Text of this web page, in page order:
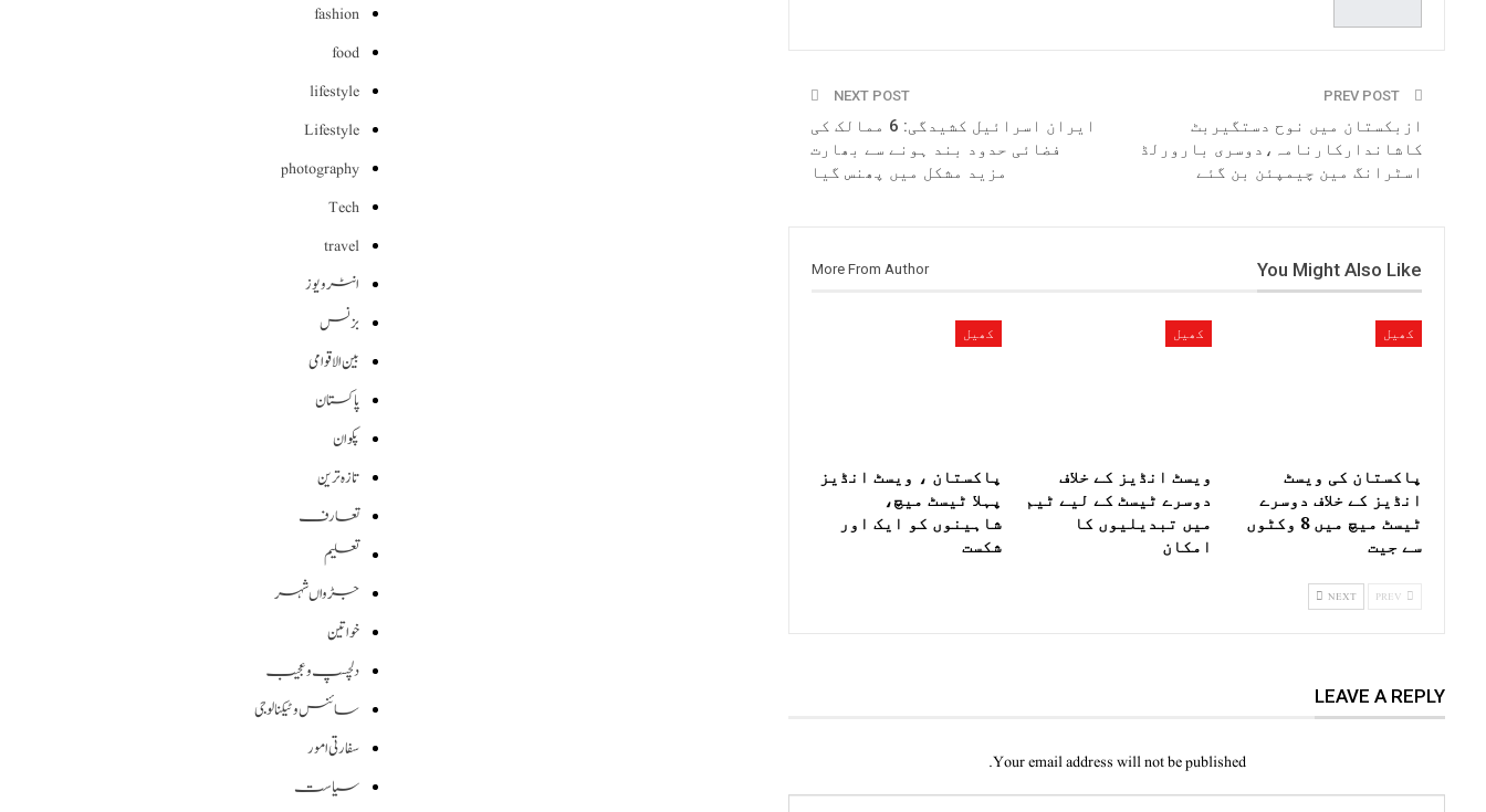
ازبکستان میں نوح دستگیربٹ
کاشاندارکارنامہ،دوسری بارورلڈ
اسٹرانگ مین چیمپئن بن گئے
NEXT POST
ایران اسرائیل کشیدگی: 6 ممالک کی
فضائی حدود بند ہونے سے بھارت
مزید مشکل میں پھنس گیا
You Might Also Like
More From Author
کھیل
پاکستان کی ویسٹ
انڈیز کے خلاف دوسرے
ٹیسٹ میچ میں 8 وکٹوں
سے جیت
کھیل
ویسٹ انڈیز کے خلاف
دوسرے ٹیسٹ کے لیے ٹیم
میں تبدیلیوں کا
امکان
کھیل
پاکستان ، ویسٹ انڈیز
پہلا ٹیسٹ میچ،
شاہینوں کو ایک اور
شکست
NEXT
LEAVE A REPLY
Your email address will not be published.
fashion
food
lifestyle
Lifestyle
photography
Tech
travel
انٹرویوز
بزنس
بین الاقوامی
پاکستان
پکوان
تازہ ترین
تعارف
تعلیم
جڑواں شہر
خواتین
دلچسپ و عجیب
سائنس وٹیکنالوجی
سفارتی امور
سیاست